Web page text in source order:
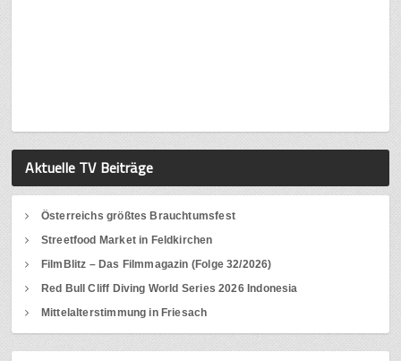
Aktuelle TV Beiträge
Österreichs größtes Brauchtumsfest
Streetfood Market in Feldkirchen
FilmBlitz – Das Filmmagazin (Folge 32/2026)
Red Bull Cliff Diving World Series 2026 Indonesia
Mittelalterstimmung in Friesach